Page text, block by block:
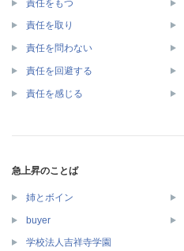
責任をもつ
責任を取り
責任を問わない
責任を回避する
責任を感じる
急上昇のことば
姉とボイン
buyer
学校法人吉祥寺学園